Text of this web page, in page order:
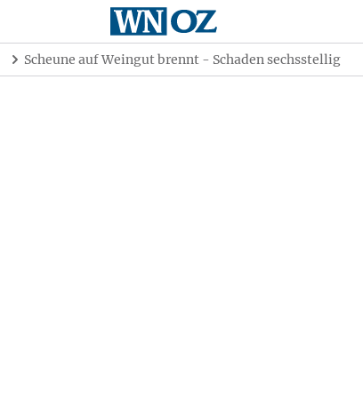
Scheune auf Weingut brennt - Schaden sechsstellig